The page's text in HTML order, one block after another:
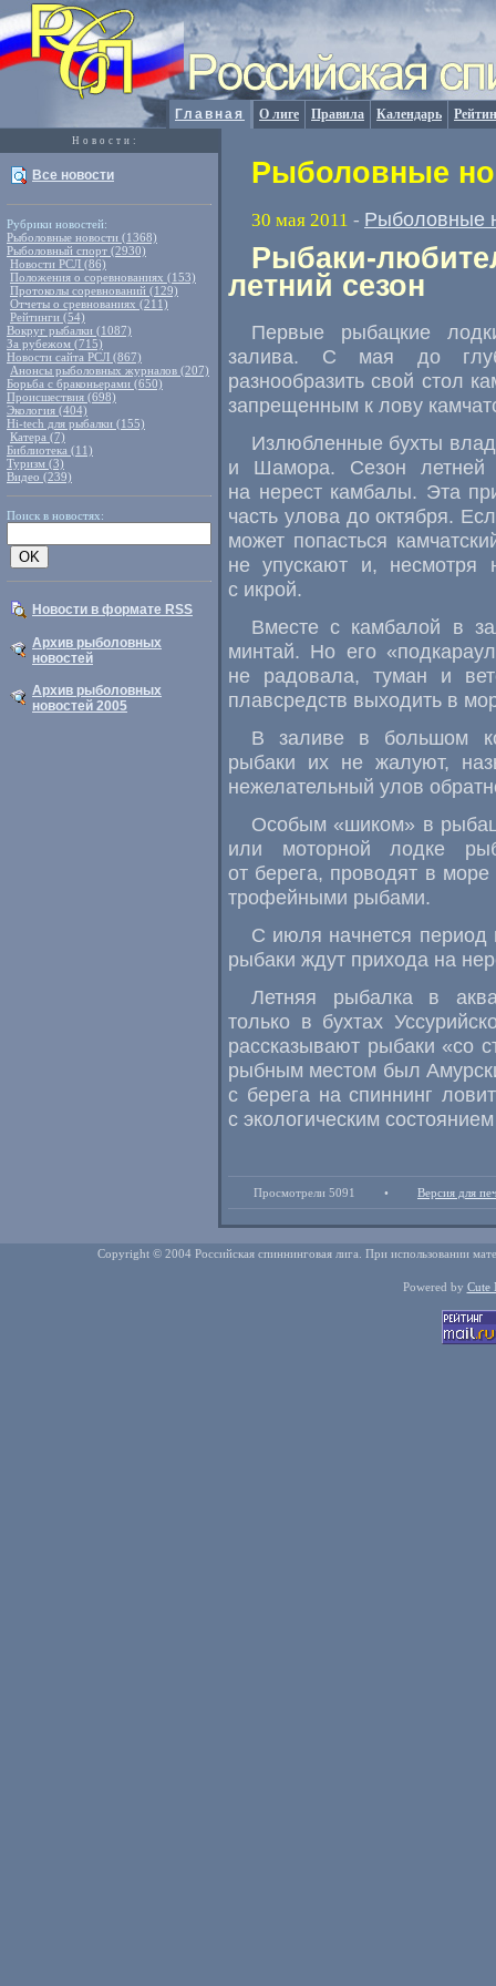
Главная О лиге Правила Календарь
Новости:
Все новости
Рубрики новостей:
Рыболовные новости (1368)
Рыболовный спорт (2930)
Новости РСЛ (86)
Положения о соревнованиях (153)
Протоколы соревнований (129)
Отчеты о сревнованиях (211)
Рейтинги (54)
Вокруг рыбалки (1087)
За рубежом (715)
Новости сайта РСЛ (867)
Анонсы рыболовных журналов (207)
Борьба с браконьерами (650)
Происшествия (698)
Экология (404)
Hi-tech для рыбалки (155)
Катера (7)
Библиотека (11)
Туризм (3)
Видео (239)
Поиск в новостях:
Новости в формате RSS
Архив рыболовных
новостей
Архив рыболовных
новостей 2005
Рыболовные
30 мая 2011 - Рыболовные
Рыбаки-
летний сезон
Первые рыбацкие
залива. С мая до
разнообразить свой стол
запрещенным к лову
Излюбленные бухты
и Шамора. Сезон летней
на нерест камбалы. Эта
часть улова до октября.
может попасться
не упускают и,
с икрой.
Вместе с камбалой в
минтай. Но его
не радовала, туман и
плавсредств выходить в
В заливе в большом
рыбаки их не жалуют,
нежелательный улов
Особым «шиком» в
или моторной лодке
от берега, проводят в
трофейными рыбами.
С июля начнется период
рыбаки ждут прихода на
Летняя рыбалка в
только в бухтах
рассказывают рыбаки «со
рыбным местом был
с берега на спиннинг
с экологическим
Просмотрели 5091 • Версия для
Copyright © 2004 Российская спиннинговая лига. При использовании
Powered by Cute